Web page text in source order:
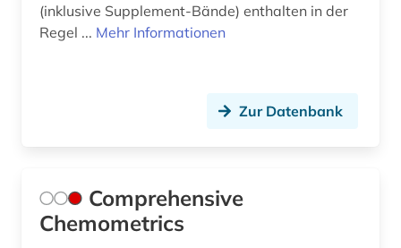
(inklusive Supplement-Bände) enthalten in der
Regel ... Mehr Informationen
Zur Datenbank
Comprehensive
Chemometrics